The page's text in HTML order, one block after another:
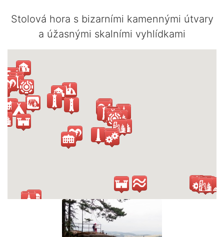
Stolová hora s bizarními kamennými útvary
a úžasnými skalními vyhlídkami